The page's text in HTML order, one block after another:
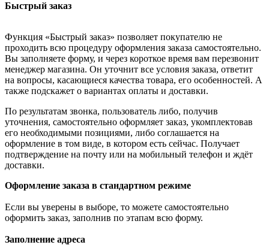
Быстрый заказ
Функция «Быстрый заказ» позволяет покупателю не
проходить всю процедуру оформления заказа самостоятельно.
Вы заполняете форму, и через короткое время вам перезвонит
менеджер магазина. Он уточнит все условия заказа, ответит
на вопросы, касающиеся качества товара, его особенностей. А
также подскажет о вариантах оплаты и доставки.
По результатам звонка, пользователь либо, получив
уточнения, самостоятельно оформляет заказ, укомплектовав
его необходимыми позициями, либо соглашается на
оформление в том виде, в котором есть сейчас. Получает
подтверждение на почту или на мобильный телефон и ждёт
доставки.
Оформление заказа в стандартном режиме
Если вы уверены в выборе, то можете самостоятельно
оформить заказ, заполнив по этапам всю форму.
Заполнение адреса